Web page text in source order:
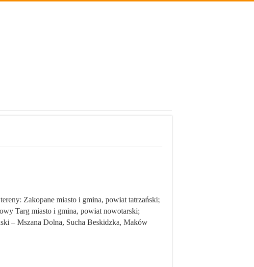
Zakopane miasto i gmina, powiat tatrzański;
Targ miasto i gmina, powiat nowotarski;
– Mszana Dolna, Sucha Beskidzka, Maków